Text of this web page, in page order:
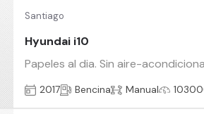
Santiago
Hyundai i10
Papeles al dia. Sin aire-
2017 Bencina Manual